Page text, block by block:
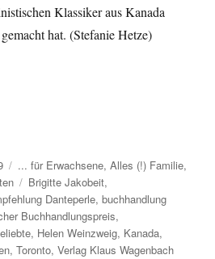
Klassiker aus Kanada
hat. (Stefanie Hetze)
Kategorien
... für Erwachsene,Alles (!) Familie,
Schlagwörter
Brigitte Jakobeit,
Danteperle,buchhandlung
Buchhandlungspreis,
, Helen Weinzweig, Kanada,
,Toronto,Verlag Klaus Wagenbach